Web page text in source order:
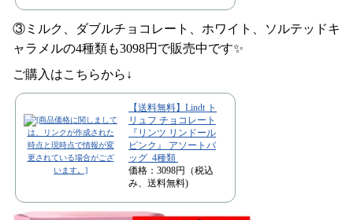
③ミルク、ダブルチョコレート、ホワイト、ソルテッドキ
ャラメルの4種類も3098円で販売中です✨
ご購入はこちらから↓
【送料無料】Lindt ト
リュフ チョコレート
『リンツ リンドール
ピンク』 アソートバ
ッグ 4種類
価格：3098円（税込
み、送料無料)